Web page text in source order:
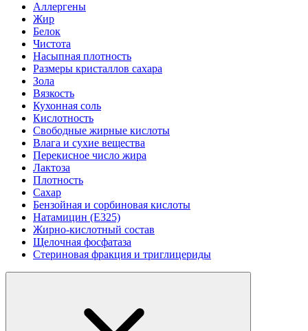
Аллергены
Жир
Белок
Чистота
Насыпная плотность
Размеры кристаллов сахара
Зола
Вязкость
Кухонная соль
Кислотность
Свободные жирные кислоты
Влага и сухие вещества
Перекисное число жира
Лактоза
Плотность
Сахар
Бензойная и сорбиновая кислоты
Натамицин (Е325)
Жирно-кислотный состав
Щелочная фосфатаза
Стериновая фракция и триглицериды